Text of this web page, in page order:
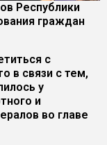
Республики
граждан
с
в связи с тем,
у
и
во главе